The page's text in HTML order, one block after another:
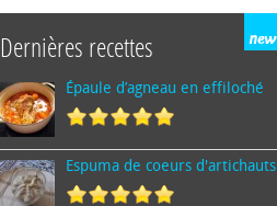
Dernières recettes
Épaule d’agneau en effiloché
Espuma de cœurs d'artichauts